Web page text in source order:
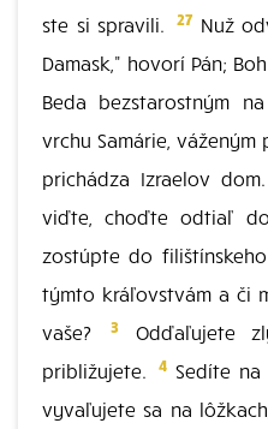
ste si spravili.
27 Nuž
Damask," hovorí Pán;
Beda bezstarostným
vrchu Samárie,
prichádza Izraelov dom.
viďte, choďte odtiaľ
zostúpte do
týmto kráľovstvám a či
vaše?
3
Odďaľujete
približujete.
4 Sedíte na
vyvaľujete sa na